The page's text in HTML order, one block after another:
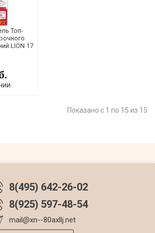
Топ-
LION 17
Показано с 1 по 15 из 15
8(495) 642-26-02
8(925) 597-48-54
mail@xn--80axllj.net